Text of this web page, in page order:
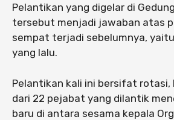
Pelantikan yang digelar di
tersebut menjadi jawaban atas
sempat terjadi sebelumnya,
yang lalu.
Pelantikan kali ini bersifat rotasi,
dari 22 pejabat yang dilantik
baru di antara sesama kepala